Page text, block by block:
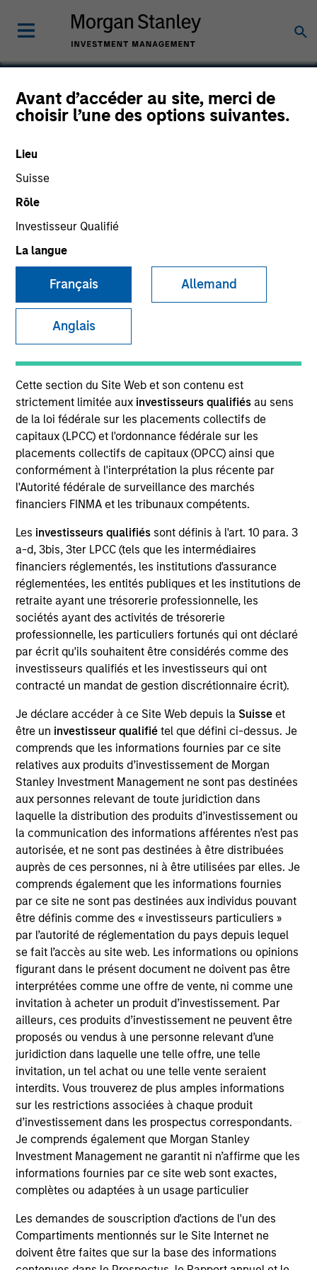
Avant d’accéder au site, merci de
choisir l’une des options suivantes.
Lieu
Suisse
Rôle
Investisseur Qualifié
La langue
Français Allemand
Anglais
Cette section du Site Web et son contenu est
strictement limitée aux investisseurs qualifiésau sens
de la loi fédérale sur les placements collectifs de
capitaux (LPCC) et l'ordonnance fédérale sur les
placements collectifs de capitaux (OPCC) ainsi que
conformément à l'interprétation la plus récente par
l'Autorité fédérale de surveillance des marchés
financiers FINMA et les tribunaux compétents.
Les investisseurs qualifiés sont définis à l'art. 10 para. 3
a-d, 3bis, 3ter LPCC (tels que les intermédiaires
financiers réglementés, les institutions d'assurance
réglementées, les entités publiques et les institutions de
retraite ayant une trésorerie professionnelle, les
sociétés ayant des activités de trésorerie
professionnelle, les particuliers fortunés qui ont déclaré
par écrit qu'ils souhaitent être considérés comme des
investisseurs qualifiés et les investisseurs qui ont
contracté un mandat de gestion discrétionnaire écrit).
Je déclare accéder à ce Site Web depuis la Suisse et
être un investisseur qualifiétel que défini ci-dessus. Je
comprends que les informations fournies par ce site
relatives aux produits d’investissement de Morgan
Stanley Investment Management ne sont pas destinées
aux personnes relevant de toute juridiction dans
laquelle la distribution des produits d’investissement ou
la communication des informations afférentes n’est pas
autorisée, et ne sont pas destinées à être distribuées
auprès de ces personnes, ni à être utilisées par elles. Je
comprends également que les informations fournies
par ce site ne sont pas destinées aux individus pouvant
être définis comme des « investisseurs particuliers »
par l’autorité de réglementation du pays depuis lequel
se fait l’accès au site web. Les informations ou opinions
figurant dans le présent document ne doivent pas être
interprétées comme une offre de vente, ni comme une
invitation à acheter un produit d’investissement. Par
ailleurs, ces produits d’investissement ne peuvent être
proposés ou vendus à une personne relevant d’une
juridiction dans laquelle une telle offre, une telle
invitation, un tel achat ou une telle vente seraient
interdits. Vous trouverez de plus amples informations
sur les restrictions associées à chaque produit
d’investissement dans les prospectus correspondants.
Je comprends également que Morgan Stanley
Investment Management ne garantit ni n’affirme que les
informations fournies par ce site web sont exactes,
complètes ou adaptées à un usage particulier
Les demandes de souscription d'actions de l'un des
Compartiments mentionnés sur le Site Internet ne
doivent être faites que sur la base des informations
SouthernCare
Healthcare
COUNTRY
United States
Invested on
Feb 2003
Transaction Type
First Institutional
Realization Date
Jan 2011
SouthernCare is a provider of hospice services. Acquired by
Kohlberg & Co.
View Site
Investment Team
Morgan Stanley Expansion Capital
As of July 25, 2025. The above is provided for informational
and educational purposes only. There is no guarantee that
the investment mentioned resulted in positive performance
(for realized holdings), or will perform well in the future (for
current holdings). The trademarks and service marks above
are the property of their respective owners. The information
on this website has not been authorized, sponsored, or
otherwise approved by such owners. By clicking on any
links shown here, you agree that you are navigating to a
third party site. We are providing these hyperlinks to you
only as a convenience and the inclusion of any hyperlink is
not and does not imply any endorsement, approval,
investigation, verification or monitoring by us of any
information contained in any hyperlinked site. In no event
shall we be responsible for the information contained on
the site or your use of such site.